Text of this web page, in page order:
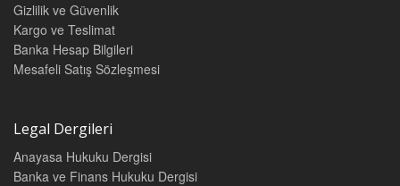
Gizlilik ve Güvenlik
Kargo ve Teslimat
Banka Hesap Bilgileri
Mesafeli Satış Sözleşmesi
Legal Dergileri
Anayasa Hukuku Dergisi
Banka ve Finans Hukuku Dergisi